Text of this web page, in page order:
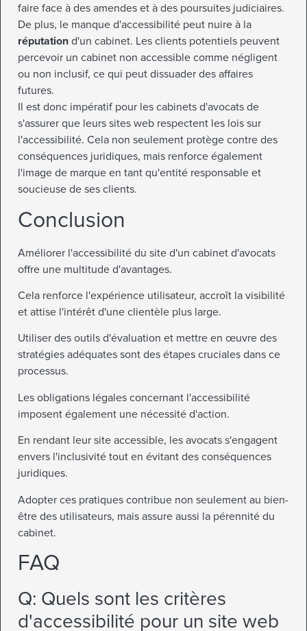
faire face à des amendes et à des poursuites judiciaires.
De plus, le manque d'accessibilité peut nuire à la
réputation d'un cabinet. Les clients potentiels peuvent
percevoir un cabinet non accessible comme négligent
ou non inclusif, ce qui peut dissuader des affaires
futures.
Il est donc impératif pour les cabinets d'avocats de
s'assurer que leurs sites web respectent les lois sur
l'accessibilité. Cela non seulement protège contre des
conséquences juridiques, mais renforce également
l'image de marque en tant qu'entité responsable et
soucieuse de ses clients.
Conclusion
Améliorer l'accessibilité du site d'un cabinet d'avocats
offre une multitude d'avantages.
Cela renforce l'expérience utilisateur, accroît la visibilité
et attise l'intérêt d'une clientèle plus large.
Utiliser des outils d'évaluation et mettre en œuvre des
stratégies adéquates sont des étapes cruciales dans ce
processus.
Les obligations légales concernant l'accessibilité
imposent également une nécessité d'action.
En rendant leur site accessible, les avocats s'engagent
envers l'inclusivité tout en évitant des conséquences
juridiques.
Adopter ces pratiques contribue non seulement au bien-
être des utilisateurs, mais assure aussi la pérennité du
cabinet.
FAQ
Q: Quels sont les critères
d'accessibilité pour un site web